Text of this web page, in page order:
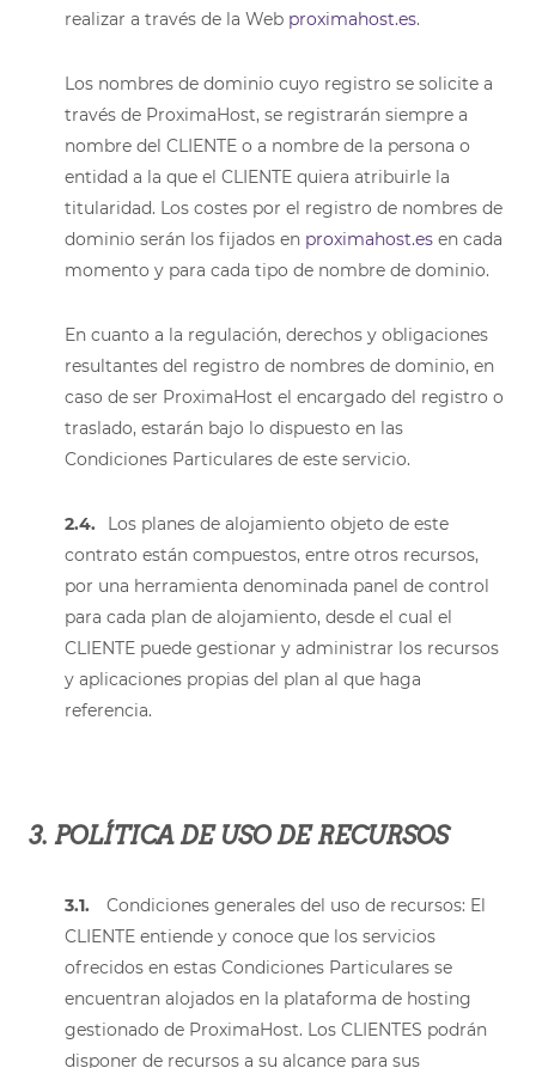
realizar a través de la Web proximahost.es.
Los nombres de dominio cuyo registro se solicite a
través de ProximaHost, se registrarán siempre a
nombre del CLIENTE o a nombre de la persona o
entidad a la que el CLIENTE quiera atribuirle la
titularidad. Los costes por el registro de nombres de
dominio serán los fijados en proximahost.es en cada
momento y para cada tipo de nombre de dominio.
En cuanto a la regulación, derechos y obligaciones
resultantes del registro de nombres de dominio, en
caso de ser ProximaHost el encargado del registro o
traslado, estarán bajo lo dispuesto en las
Condiciones Particulares de este servicio.
2.4.
Los planes de alojamiento objeto de este
contrato están compuestos, entre otros recursos,
por una herramienta denominada panel de control
para cada plan de alojamiento, desde el cual el
CLIENTE puede gestionar y administrar los recursos
y aplicaciones propias del plan al que haga
referencia.
3. POLÍTICA DE USO DE RECURSOS
3.1.
Condiciones generales del uso de recursos: El
CLIENTE entiende y conoce que los servicios
ofrecidos en estas Condiciones Particulares se
encuentran alojados en la plataforma de hosting
gestionado de ProximaHost. Los CLIENTES podrán
disponer de recursos a su alcance para sus